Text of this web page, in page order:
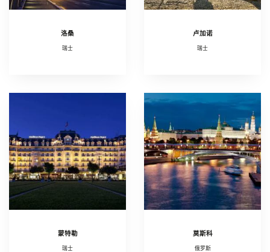
洛桑
瑞士
卢加诺
瑞士
蒙特勒
瑞士
莫斯科
俄罗斯